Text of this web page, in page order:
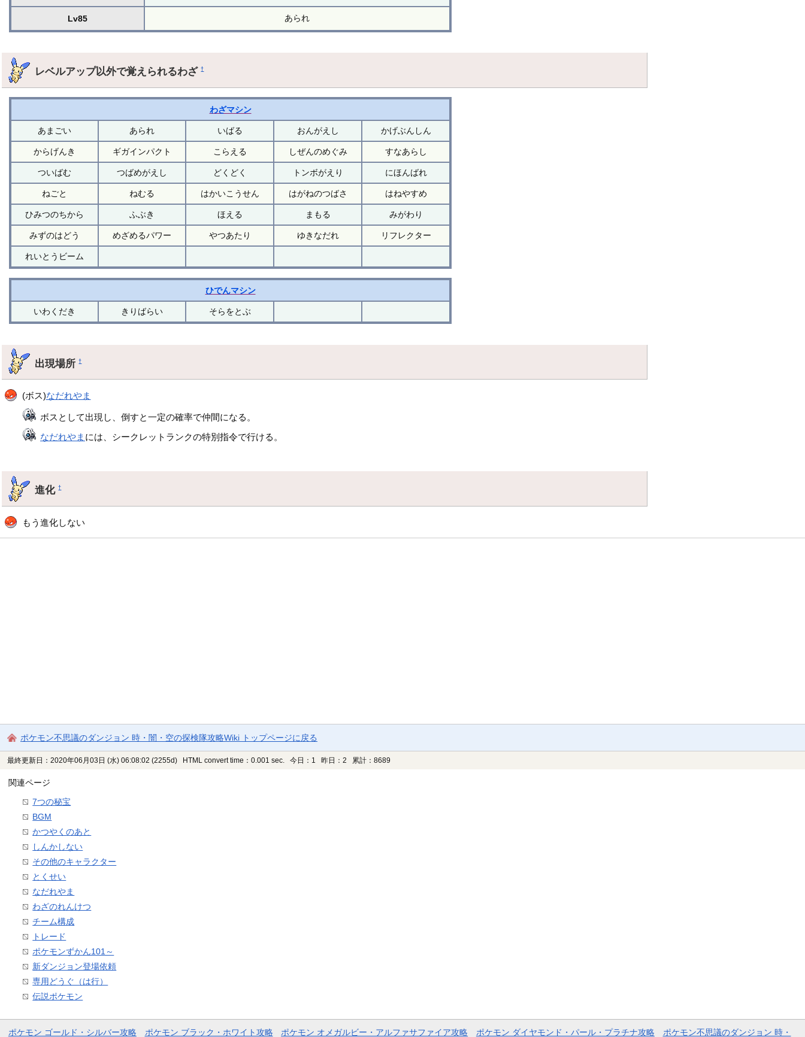
Lv85 あられ
レベルアップ以外で覚えられるわざ†
わざマシン
あまごい あられ いばる おんがえし かげぶんしん
からげんき ギガインパクト こらえる しぜんのめぐみ すなあらし
ついばむ つばめがえし どくどく トンボがえり にほんばれ
ねごと ねむる はかいこうせん はがねのつばさ はねやすめ
ひみつのちから ふぶき ほえる まもる みがわり
みずのはどう めざめるパワー やつあたり ゆきなだれ リフレクター
れいとうビーム
ひでんマシン
いわくだき きりばらい そらをとぶ
出現場所†
(ボス)なだれやま
ボスとして出現し、倒すと一定の確率で仲間になる。
なだれやま には、シークレットランクの特別指令で行ける。
進化†
もう進化しない
ポケモン不思議のダンジョン 時・闇・空の探検隊攻略Wiki トップページに戻る
最終更新日：2020年06月03日 (水) 06:08:02 (2255d) HTML convert time：0.001 sec. 今日：1 昨日：2 累計：8689
関連ページ
7つの秘宝
BGM
かつやくのあと
しんかしない
その他のキャラクター
とくせい
なだれやま
わざのれんけつ
チーム構成
トレード
ポケモンずかん101～
新ダンジョン登場依頼
専用どうぐ（は行）
伝説ポケモン
ポケモン ゴールド・シルバー攻略 ポケモン ブラック・ホワイト攻略 ポケモン オメガルビー・アルファサファイア攻略 ポケモン ダイヤモンド・パール・プラチナ攻略 ポケモン不思議のダンジョン 時・